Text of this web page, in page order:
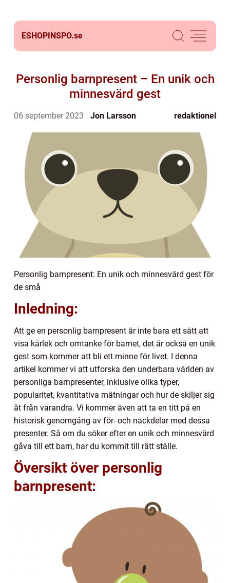
ESHOPINSPO.se
Personlig barnpresent – En unik och
minnesvärd gest
06 september 2023 Jon Larsson redaktionel
Personlig barnpresent: En unik och minnesvärd gest för
de små
Inledning:
Att ge en personlig barnpresent är inte bara ett sätt att
visa kärlek och omtanke för barnet, det är också en unik
gest som kommer att bli ett minne för livet. I denna
artikel kommer vi att utforska den underbara världen av
personliga barnpresenter, inklusive olika typer,
popularitet, kvantitativa mätningar och hur de skiljer sig
åt från varandra. Vi kommer även att ta en titt på en
historisk genomgång av för- och nackdelar med dessa
presenter. Så om du söker efter en unik och minnesvärd
gåva till ett barn, har du kommit till rätt ställe.
Översikt över personlig
barnpresent: